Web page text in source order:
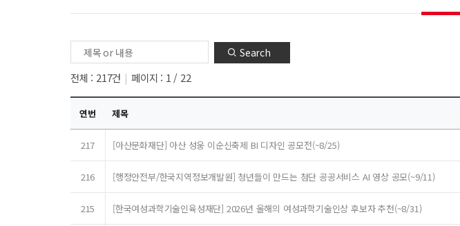
Search
전체 : 217건 페이지 : 1 / 22
연번 제목
217 [아산문화재단] 아산 성웅 이순신축제 BI 디자인 공모전(~8/25)
216 [행정안전부/한국지역정보개발원] 청년들이 만드는 첨단 공공서비스 AI 영상 공모(~9/11)
215 [한국여성과학기술인육성재단] 2026년 올해의 여성과학기술인상 후보자 추천(~8/31)